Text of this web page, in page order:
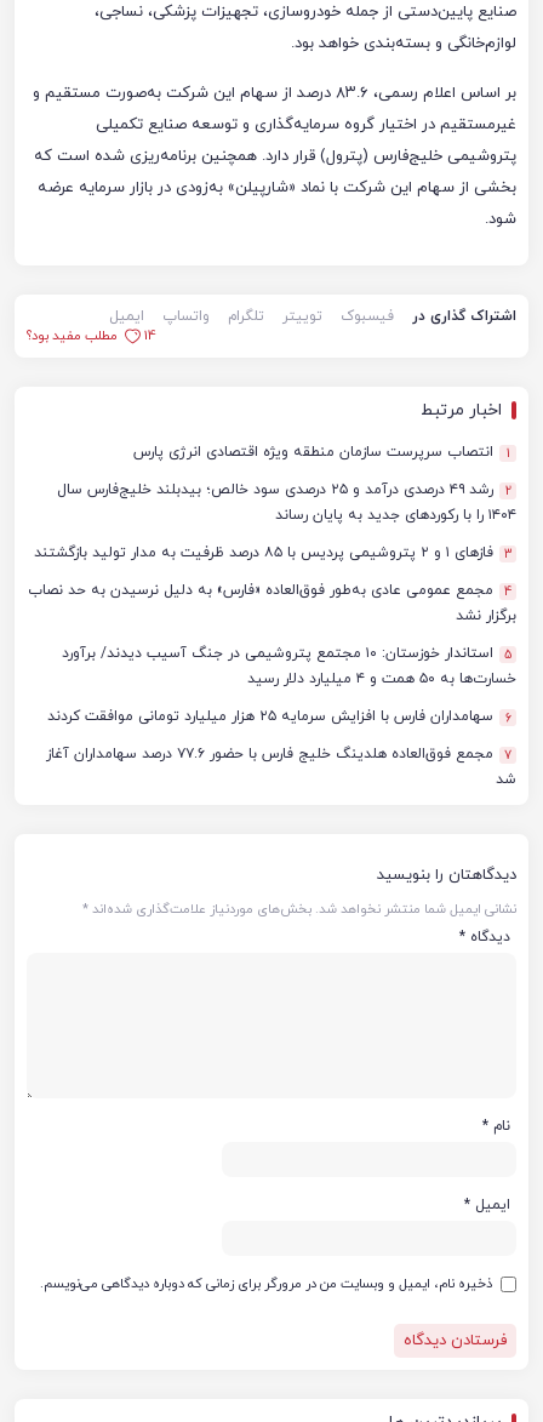
صنایع پایین‌دستی از جمله خودروسازی، تجهیزات پزشکی، نساجی،
لوازم‌خانگی و بسته‌بندی خواهد بود.
بر اساس اعلام رسمی، ۸۳.۶ درصد از سهام این شرکت به‌صورت مستقیم و
غیرمستقیم در اختیار گروه سرمایه‌گذاری و توسعه صنایع تکمیلی
پتروشیمی خلیج‌فارس (پترول) قرار دارد. همچنین برنامه‌ریزی شده است که
بخشی از سهام این شرکت با نماد «شارپیلن» به‌زودی در بازار سرمایه عرضه
شود.
اشتراک گذاری در فیسبوک توییتر تلگرام واتساپ
ایمیل
14
مطلب مفید بود؟
اخبار مرتبط
1 انتصاب سرپرست سازمان منطقه ویژه اقتصادی انرژی پارس
2
رشد ۴۹ درصدی درآمد و ۲۵ درصدی سود خالص؛ بیدبلند خلیج‌فارس سال
۱۴۰۴ را با رکوردهای جدید به پایان رساند
3 فازهای ۱ و ۲ پتروشیمی پردیس با ۸۵ درصد ظرفیت به مدار تولید بازگشتند
4
مجمع عمومی عادی به‌طور فوق‌العاده «فارس» به دلیل نرسیدن به حد نصاب
برگزار نشد
5
استاندار خوزستان: ۱۰ مجتمع پتروشیمی در جنگ آسیب دیدند/ برآورد
خسارت‌ها به ۵۰ همت و ۴ میلیارد دلار رسید
6 سهامداران فارس با افزایش سرمایه ۲۵ هزار میلیارد تومانی موافقت کردند
7
مجمع فوق‌العاده هلدینگ خلیج فارس با حضور ۷۷.۶ درصد سهامداران آغاز
شد
دیدگاهتان را بنویسید
نشانی ایمیل شما منتشر نخواهد شد. بخش‌های موردنیاز علامت‌گذاری شده‌اند*
دیدگاه *
نام *
ایمیل *
ذخیره نام، ایمیل و وبسایت من در مرورگر برای زمانی که دوباره دیدگاهی می‌نویسم.